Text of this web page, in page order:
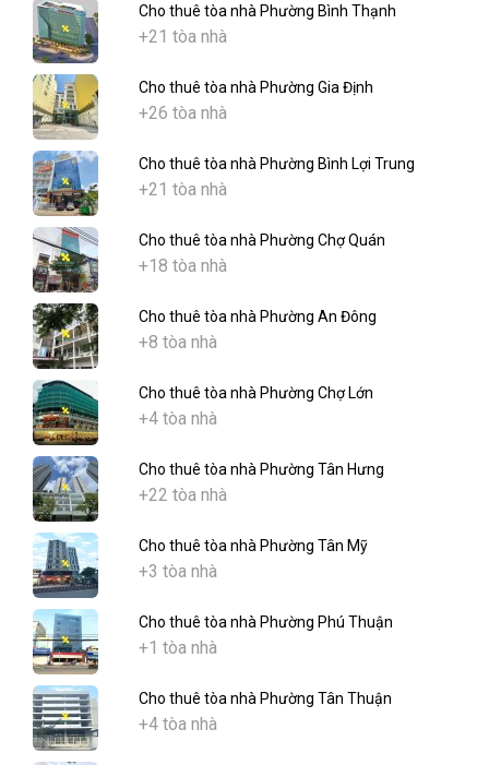
Cho thuê tòa nhà Phường Bình Thạnh
+21 tòa nhà
Cho thuê tòa nhà Phường Gia Định
+26 tòa nhà
Cho thuê tòa nhà Phường Bình Lợi Trung
+21 tòa nhà
Cho thuê tòa nhà Phường Chợ Quán
+18 tòa nhà
Cho thuê tòa nhà Phường An Đông
+8 tòa nhà
Cho thuê tòa nhà Phường Chợ Lớn
+4 tòa nhà
Cho thuê tòa nhà Phường Tân Hưng
+22 tòa nhà
Cho thuê tòa nhà Phường Tân Mỹ
+3 tòa nhà
Cho thuê tòa nhà Phường Phú Thuận
+1 tòa nhà
Cho thuê tòa nhà Phường Tân Thuận
+4 tòa nhà